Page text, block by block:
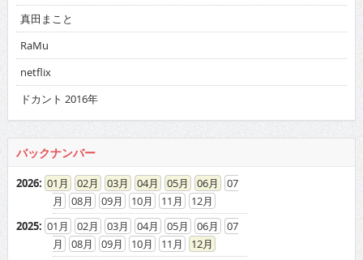
真田まこと
RaMu
netflix
ドカント 2016年
バックナンバー
2026: 01 02 03 04 05 06
07
08
09 10 11
12
2025: 01 02 03 04 05 06
07
08
09 10 11
12